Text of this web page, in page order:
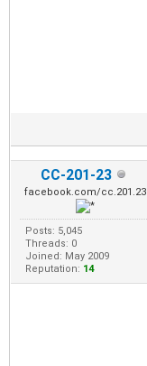
CC-201-23
facebook.com/cc.201.23
Posts: 5,045
Threads: 0
Joined: May 2009
Reputation: 14